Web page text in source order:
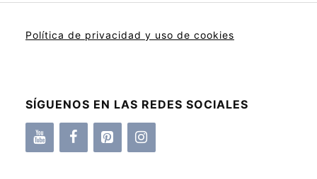
Política de privacidad y uso de cookies
SÍGUENOS EN LAS REDES SOCIALES